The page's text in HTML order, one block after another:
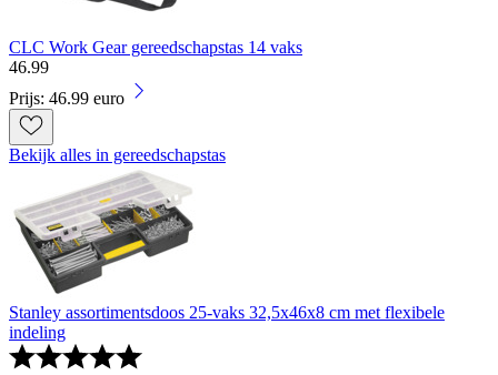
CLC Work Gear gereedschapstas 14 vaks
46.99
Prijs: 46.99 euro
Bekijk alles in gereedschapstas
Stanley assortimentsdoos 25-vaks 32,5x46x8 cm met flexibele
indeling